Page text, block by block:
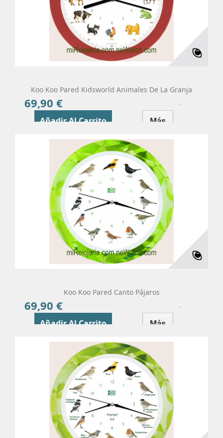
Koo Koo Pared Kidsworld Animales De La Granja
69,90 €
Añadir Al Carrito Más
Koo Koo Pared Canto Pájaros
69,90 €
Añadir Al Carrito Más